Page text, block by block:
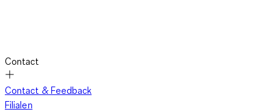
Contact
Contact & Feedback
Filialen